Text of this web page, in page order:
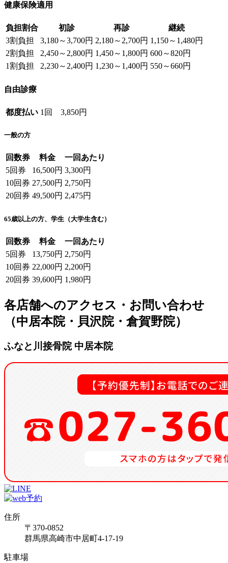
健康保険適用
負担割合 初診 再診
継続
3割負担
3,180～3,700円 2,180～2,700円 1,150～1,480円
2割負担
2,450～2,800円 1,450～1,800円 600～820円
1割負担
2,230～2,400円 1,230～1,400円 550～660円
自由診療
都度払い 1回 3,850円
一般の方
回数券 料金
一回あたり
5回券
16,500円 3,300円
10回券 27,500円 2,750円
20回券 49,500円 2,475円
65歳以上の方、学生（大学生含む）
回数券 料金
一回あたり
5回券
13,750円 2,750円
10回券 22,000円 2,200円
20回券 39,600円 1,980円
各店舗へのアクセス・お問い合わせ
（中居本院・貝沢院・倉賀野院）
ふなと川接骨院 中居本院
住所
〒370-0852
群馬県高崎市中居町4-17-19
駐車場